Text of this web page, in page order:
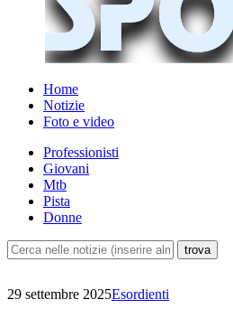
Home
Notizie
Foto e video
Professionisti
Giovani
Mtb
Pista
Donne
29 settembre 2025Esordienti